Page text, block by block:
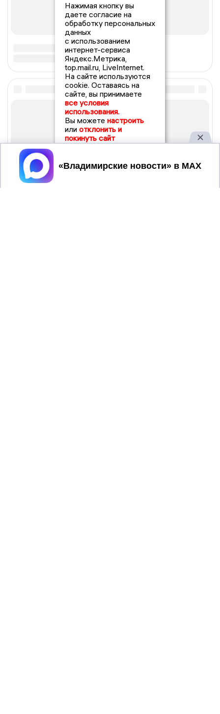
Нажимая кнопку вы
даете согласие на
обработку персональных
данных
с использованием
интернет-сервиса
Яндекс.Метрика,
top.mail.ru, LiveInternet.
На сайте используются
cookie. Оставаясь на
сайте, вы принимаете
все условия
использования.
Вы можете настроить
или отклонить и
покинуть сайт
Принять